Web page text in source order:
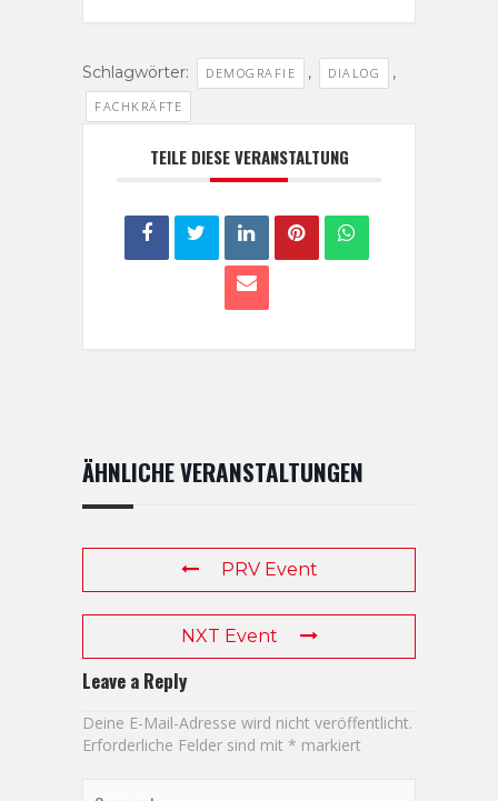
Schlagwörter: DEMOGRAFIE , DIALOG ,
FACHKRÄFTE
TEILE DIESE VERANSTALTUNG
ÄHNLICHE VERANSTALTUNGEN
PRV Event
NXT Event
Leave a Reply
Deine E-Mail-Adresse wird nicht veröffentlicht.
Erforderliche Felder sind mit * markiert